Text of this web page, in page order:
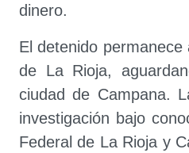
dinero.
El detenido
de La Rioja,
ciudad de Campana.
investigación bajo
Federal de La Rioja y